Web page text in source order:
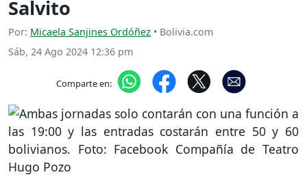
Salvito
Por: Micaela Sanjines Ordóñez • Bolivia.com
Sáb, 24 Ago 2024 12:36 pm
Comparte en: